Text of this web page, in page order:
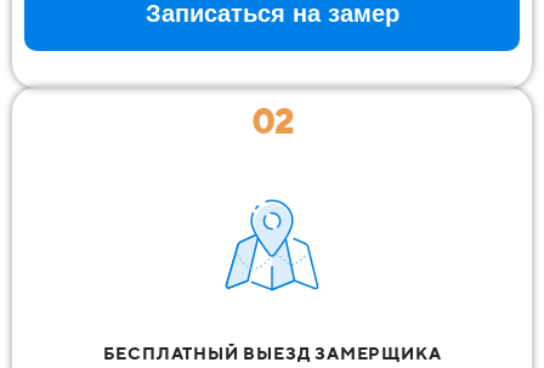
Записаться на замер
02
БЕСПЛАТНЫЙ ВЫЕЗД ЗАМЕРЩИКА